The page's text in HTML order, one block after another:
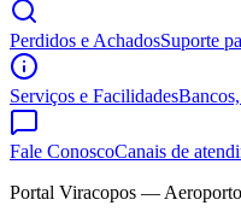
Perdidos e AchadosSuporte
Serviços e Facilidades
Fale ConoscoCanais de
Portal Viracopos —